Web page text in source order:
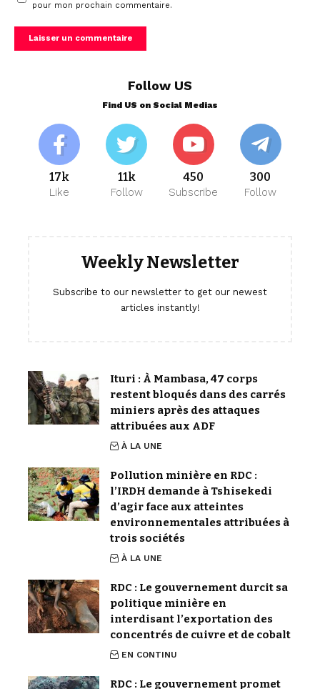
pour mon prochain commentaire.
Follow US
Find US on Social Medias
17k
Like
11k
Follow
450
Subscribe
300
Follow
Weekly Newsletter
Subscribe to our newsletter to get our newest
articles instantly!
Ituri : À Mambasa, 47 corps
restent bloqués dans des carrés
miniers après des attaques
attribuées aux ADF
À LA UNE
Pollution minière en RDC :
l’IRDH demande à Tshisekedi
d’agir face aux atteintes
environnementales attribuées à
trois sociétés
À LA UNE
RDC : Le gouvernement durcit sa
politique minière en
interdisant l’exportation des
concentrés de cuivre et de cobalt
EN CONTINU
RDC : Le gouvernement promet